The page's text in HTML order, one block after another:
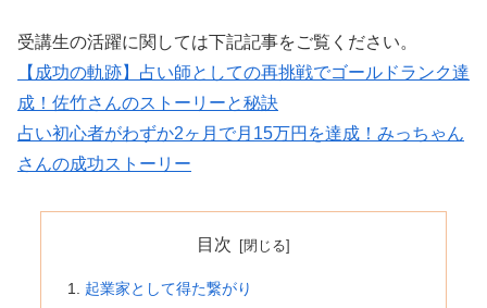
受講生の活躍に関しては下記記事をご覧ください。
【成功の軌跡】占い師としての再挑戦でゴールドランク達
成！佐竹さんのストーリーと秘訣
占い初心者がわずか2ヶ月で月15万円を達成！みっちゃん
さんの成功ストーリー
目次
起業家として得た繋がり